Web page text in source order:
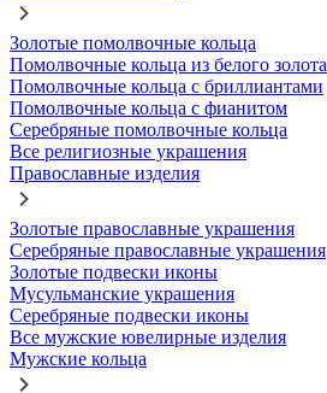
Золотые помолвочные кольца
Помолвочные кольца из белого золота
Помолвочные кольца с бриллиантами
Помолвочные кольца с фианитом
Серебряные помолвочные кольца
Все религиозные украшения
Православные изделия
Золотые православные украшения
Серебряные православные украшения
Золотые подвески иконы
Мусульманские украшения
Серебряные подвески иконы
Все мужские ювелирные изделия
Мужские кольца